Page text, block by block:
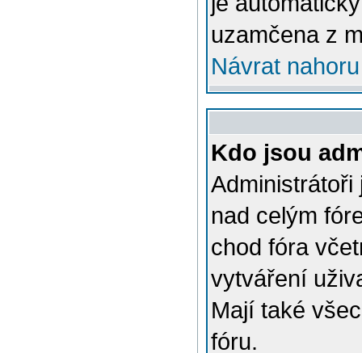
uzamčena z
Návrat nahoru
Kdo jsou
nad celým
chod fóra
vytváření
Mají také
fóru.